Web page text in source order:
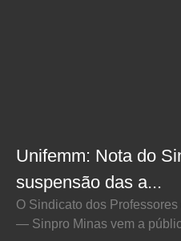
Unifemm: Nota do
suspensão das a...
O Sindicato dos
— Sinpro Minas vem a